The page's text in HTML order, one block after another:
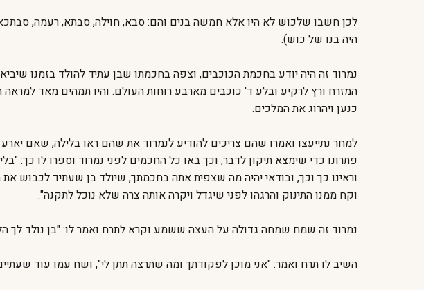
לכן חשבו שלכוש לא היו אלא חמשה בנים והם: סבא, חוילה, סבתא, רעמה,
היה בנו של כוש).
נמרוד זה היה יודע בחכמת הכוכבים, וצפה בחכמתו שבן עתיד להולד בזמנו
המזרח ורץ לרקיע ובלע ד' כוכבים מארבע רוחות העולם. והיו תמהים מאד
כנען ויהרוג את המלכים.
למחר נתייעצו ואמרו שהם צריכים להודיע לנמרוד את שהם ראו בלילה, שאם יארע
פתרונו כדי שימצא תיקון לדבר, וכך באו כל החכמים לפני נמרוד וספרו לו כך:
וראינו כך וכך, ובודאי יהיה מה שצפית אתה בחכמתך, שיולד בן שעתיד לכבוש
וקח ממנו התינוק והרגהו לפני שיגדל ויקרה אותה צרה שלא נוכל לתקנה".
נמרוד זה שמח שמחה גדולה על העצה ששמע וקרא לתרח ואמר לו: "בן נולד לך
השיב לו תרח ואמר: "אני מוכן לפקודתך ומה שתרצה תתן לי", ושח עמו עוד